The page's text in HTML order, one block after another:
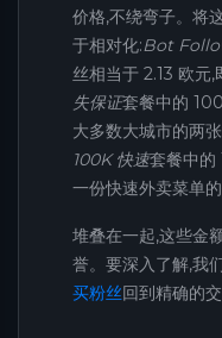
价格,不绕弯子。将
于相对化:Bot
丝相当于 2.13 欧元,
失保证套餐中的
大多数大城市的两
100K 快速套餐中
一份快速外卖菜单的
堆叠在一起,这些金
誉。要深入了解,我
买粉丝回到精确的交